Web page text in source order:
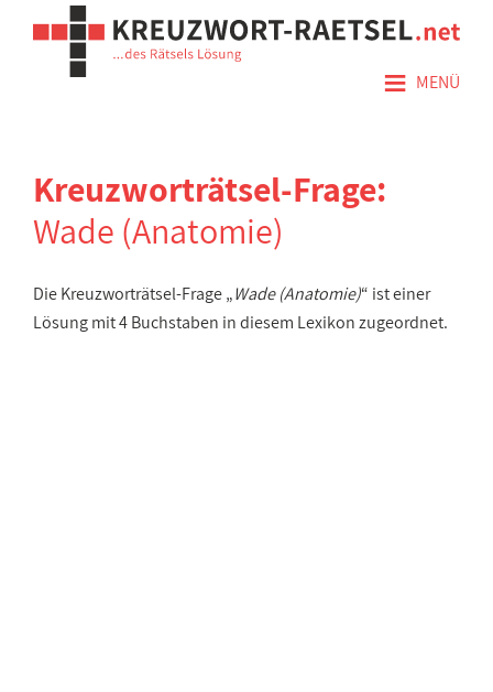
≡ MENÜ
Kreuzworträtsel-Frage:
Wade (Anatomie)
Die Kreuzworträtsel-Frage „Wade (Anatomie)“ ist einer
Lösung mit 4 Buchstaben in diesem Lexikon zugeordnet.